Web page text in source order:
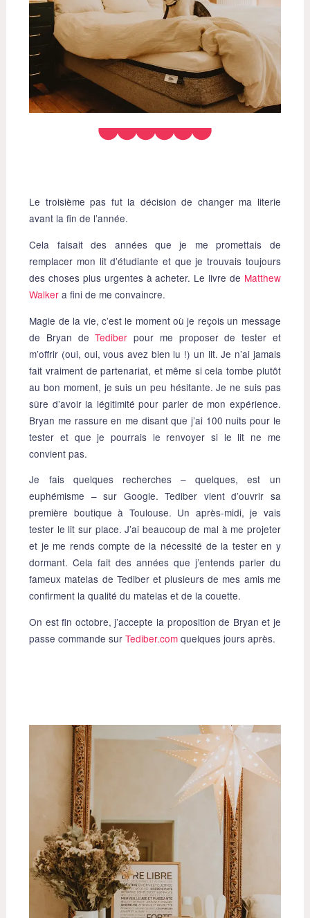
Le troisième pas fut la décision de changer ma literie
avant la fin de l’année.
Cela faisait des années que je me promettais de
remplacer mon lit d’étudiante et que je trouvais toujours
des choses plus urgentes à acheter. Le livre de Matthew
Walker a fini de me convaincre.
Magie de la vie, c’est le moment où je reçois un message
de Bryan deTediber pour me proposer de tester et
m’offrir (oui, oui, vous avez bien lu !) un lit. Je n’ai jamais
fait vraiment de partenariat, et même si cela tombe plutôt
au bon moment, je suis un peu hésitante. Je ne suis pas
sûre d’avoir la légitimité pour parler de mon expérience.
Bryan me rassure en me disant que j’ai 100 nuits pour le
tester et que je pourrais le renvoyer si le lit ne me
convient pas.
Je fais quelques recherches – quelques, est un
euphémisme – sur Google. Tediber vient d’ouvrir sa
première boutique à Toulouse. Un après-midi, je vais
tester le lit sur place. J’ai beaucoup de mal à me projeter
et je me rends compte de la nécessité de la tester en y
dormant. Cela fait des années que j’entends parler du
fameux matelas de Tediber et plusieurs de mes amis me
confirment la qualité du matelas et de la couette.
On est fin octobre, j’accepte la proposition de Bryan et je
passe commande surTediber.com quelques jours après.